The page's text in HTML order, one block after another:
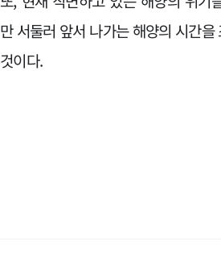
만 서둘러 앞서 나가는 해양의 시간
것이다.